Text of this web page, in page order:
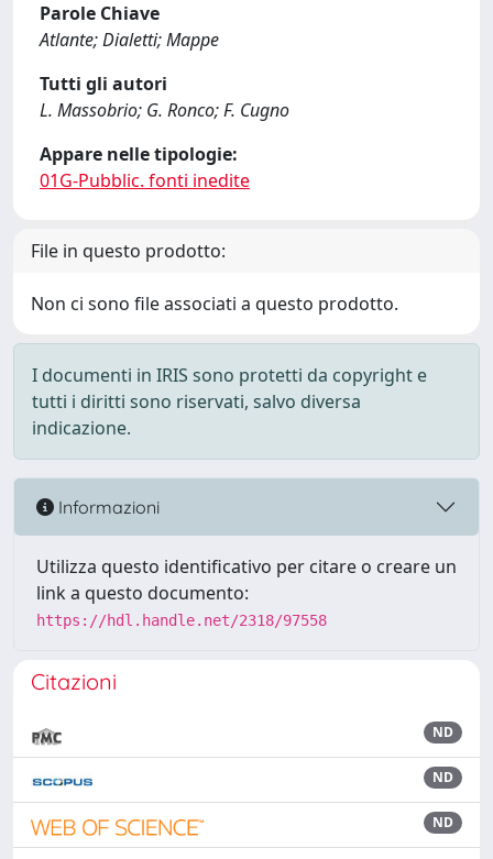
Parole Chiave
Atlante; Dialetti; Mappe
Tutti gli autori
L. Massobrio; G. Ronco; F. Cugno
Appare nelle tipologie:
01G-Pubblic. fonti inedite
File in questo prodotto:
Non ci sono file associati a questo prodotto.
I documenti in IRIS sono protetti da copyright e
tutti i diritti sono riservati, salvo diversa
indicazione.
Informazioni
Utilizza questo identificativo per citare o creare un
link a questo documento:
https://hdl.handle.net/2318/97558
Citazioni
ND
ND
ND